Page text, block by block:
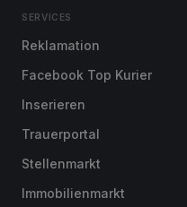
SERVICES
Reklamation
Facebook Top Kurier
Inserieren
Trauerportal
Stellenmarkt
Immobilienmarkt